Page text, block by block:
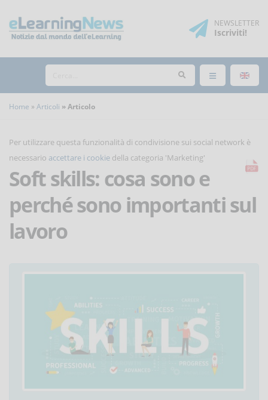
NEWSLETTER
Iscriviti!
Home Articoli Articolo
Per utilizzare questa funzionalità di condivisione sui social network è
necessario accettare i cookie della categoria 'Marketing'
Soft skills: cosa sono e
perché sono importanti sul
lavoro